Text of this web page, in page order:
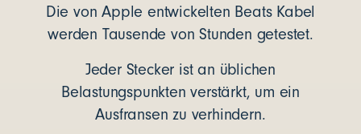
Die von Apple entwickelten Beats Kabel
werden Tausende von Stunden getestet.
Jeder Stecker ist an üblichen
Belastungspunkten verstärkt, um ein
Ausfransen zu verhindern.